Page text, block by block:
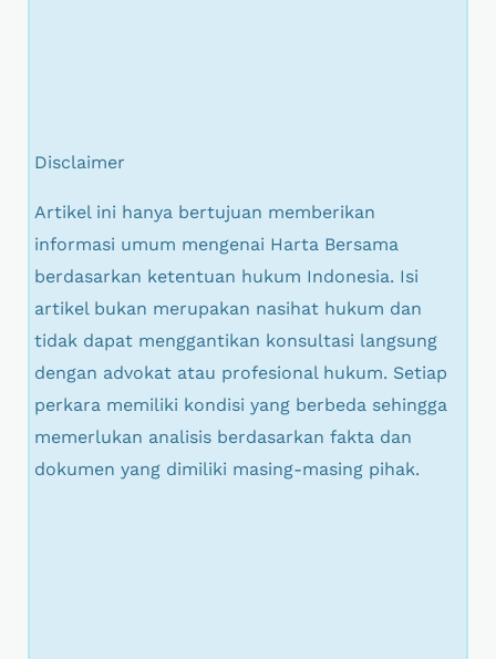
Disclaimer
Artikel ini hanya bertujuan memberikan
informasi umum mengenai Harta Bersama
berdasarkan ketentuan hukum Indonesia. Isi
artikel bukan merupakan nasihat hukum dan
tidak dapat menggantikan konsultasi langsung
dengan advokat atau profesional hukum. Setiap
perkara memiliki kondisi yang berbeda sehingga
memerlukan analisis berdasarkan fakta dan
dokumen yang dimiliki masing-masing pihak.